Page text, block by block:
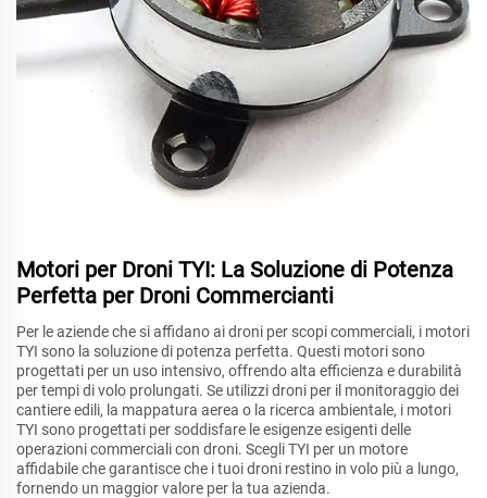
Motori per Droni TYI: La Soluzione di Potenza
Perfetta per Droni Commercianti
Per le aziende che si affidano ai droni per scopi commerciali, i motori
TYI sono la soluzione di potenza perfetta. Questi motori sono
progettati per un uso intensivo, offrendo alta efficienza e durabilità
per tempi di volo prolungati. Se utilizzi droni per il monitoraggio dei
cantiere edili, la mappatura aerea o la ricerca ambientale, i motori
TYI sono progettati per soddisfare le esigenze esigenti delle
operazioni commerciali con droni. Scegli TYI per un motore
affidabile che garantisce che i tuoi droni restino in volo più a lungo,
fornendo un maggior valore per la tua azienda.